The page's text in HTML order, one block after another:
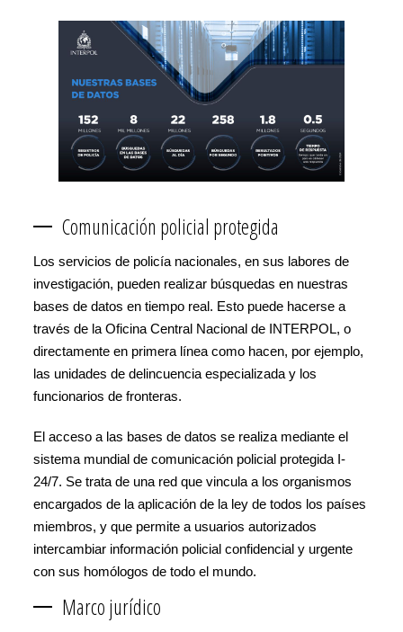
Comunicación policial protegida
Los servicios de policía nacionales, en sus labores de
investigación, pueden realizar búsquedas en nuestras
bases de datos en tiempo real. Esto puede hacerse a
través de la Oficina Central Nacional de INTERPOL, o
directamente en primera línea como hacen, por ejemplo,
las unidades de delincuencia especializada y los
funcionarios de fronteras.
El acceso a las bases de datos se realiza mediante el
sistema mundial de comunicación policial protegida I-
24/7. Se trata de una red que vincula a los organismos
encargados de la aplicación de la ley de todos los países
miembros, y que permite a usuarios autorizados
intercambiar información policial confidencial y urgente
con sus homólogos de todo el mundo.
Marco jurídico